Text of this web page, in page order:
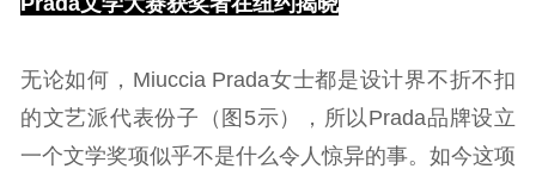
无论如何，Miuccia Prada女士都是设计界不折不扣
的文艺派代表份子（图5示），所以Prada品牌设立
一个文学奖项似乎不是什么令人惊异的事。如今这项